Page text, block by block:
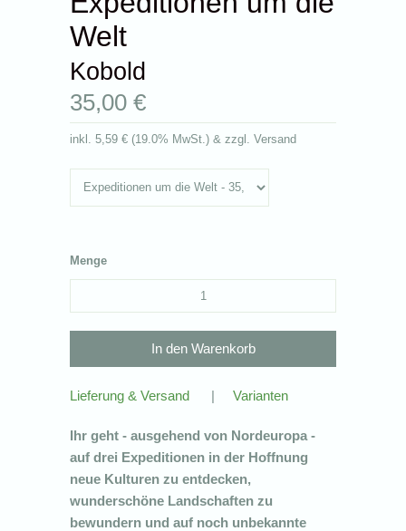
Welt
Kobold
35,00 €
inkl.5,59 € (19.0% MwSt.) & zzgl. Versand
Menge
Lieferung & Versand | Varianten
Ihr geht - ausgehend von Nordeuropa -
auf drei Expeditionen in der Hoffnung
neue Kulturen zu entdecken,
wunderschöne Landschaften zu
bewundern und auf noch unbekannte